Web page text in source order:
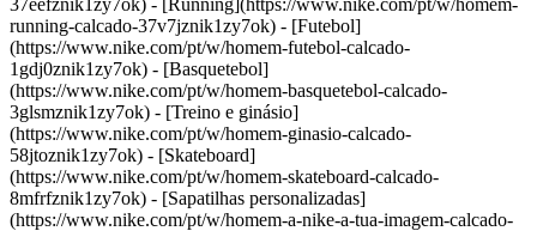
37eefznik1zy7ok) - [Running](https://www.nike.com/pt/w/homem-
running-calcado-37v7jznik1zy7ok) - [Futebol]
(https://www.nike.com/pt/w/homem-futebol-calcado-
1gdj0znik1zy7ok) - [Basquetebol]
(https://www.nike.com/pt/w/homem-basquetebol-calcado-
3glsmznik1zy7ok) - [Treino e ginásio]
(https://www.nike.com/pt/w/homem-ginasio-calcado-
58jtoznik1zy7ok) - [Skateboard]
(https://www.nike.com/pt/w/homem-skateboard-calcado-
8mfrfznik1zy7ok) - [Sapatilhas personalizadas]
(https://www.nike.com/pt/w/homem-a-nike-a-tua-imagem-calcado-